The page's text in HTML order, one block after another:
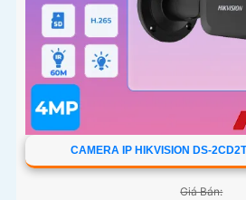
CAMERA IP HIKVISION DS-
Giá Bán: